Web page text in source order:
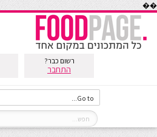
��
רשום כבר?
התחבר